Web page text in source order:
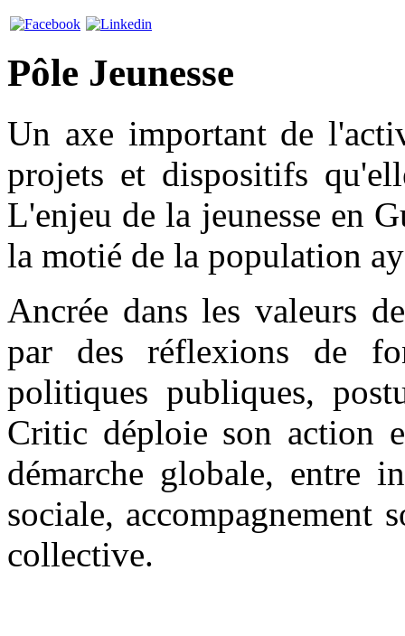
Pôle Jeunesse
Un axe important de
projets et dispositifs
L'enjeu de la jeunesse en
la motié de la population
Ancrée dans les valeurs
par des réflexions de
politiques publiques,
Critic déploie son action
démarche globale, entre
sociale, accompagnement
collective.